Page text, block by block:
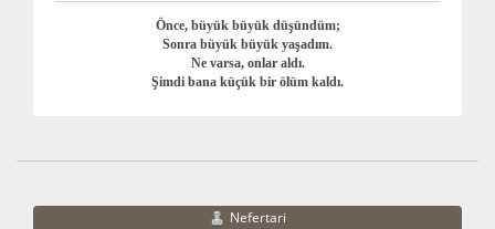
Önce, büyük büyük düşündüm;
Sonra büyük büyük yaşadım.
Ne varsa, onlar aldı.
Şimdi bana küçük bir ölüm kaldı.
Nefertari